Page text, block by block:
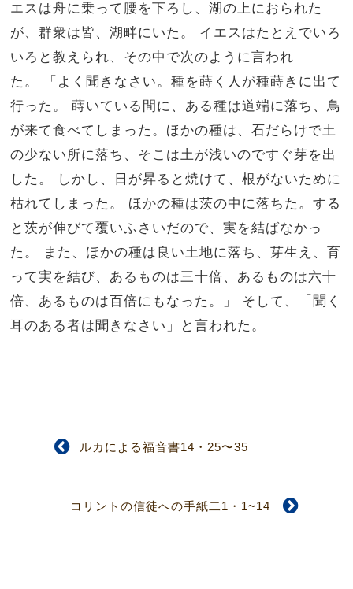
エスは舟に乗って腰を下ろし、湖の上におられた
が、群衆は皆、湖畔にいた。
イエスはたとえでいろ
いろと教えられ、その中で次のように言われ
た。
「よく聞きなさい。種を蒔く人が種蒔きに出て
行った。
蒔いている間に、ある種は道端に落ち、鳥
が来て食べてしまった。 ほかの種は、石だらけで土
の少ない所に落ち、そこは土が浅いのですぐ芽を出
した。
しかし、日が昇ると焼けて、根がないために
枯れてしまった。
ほかの種は茨の中に落ちた。する
と茨が伸びて覆いふさいだので、実を結ばなかっ
た。
また、ほかの種は良い土地に落ち、芽生え、育
って実を結び、あるものは三十倍、あるものは六十
倍、あるものは百倍にもなった。」
そして、「聞く
耳のある者は聞きなさい」と言われた。
ルカによる福音書14・25〜35
コリントの信徒への手紙二1・1~14